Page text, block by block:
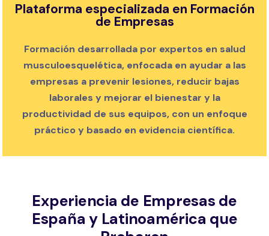
Plataforma especializada en Formación
de Empresas
Formación desarrollada por expertos en salud
musculoesquelética, enfocada en ayudar a las
empresas a prevenir lesiones, reducir bajas
laborales y mejorar el bienestar y la
productividad de sus equipos, con un enfoque
práctico y basado en evidencia científica.
Experiencia de Empresas de
España y Latinoamérica que